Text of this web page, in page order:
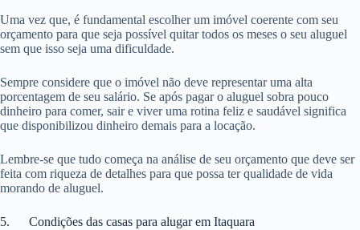
Uma vez que, é fundamental escolher um imóvel coerente com seu
orçamento para que seja possível quitar todos os meses o seu aluguel
sem que isso seja uma dificuldade.
Sempre considere que o imóvel não deve representar uma alta
porcentagem de seu salário. Se após pagar o aluguel sobra pouco
dinheiro para comer, sair e viver uma rotina feliz e saudável significa
que disponibilizou dinheiro demais para a locação.
Lembre-se que tudo começa na análise de seu orçamento que deve ser
feita com riqueza de detalhes para que possa ter qualidade de vida
morando de aluguel.
5. Condições das casas para alugar em Itaquara